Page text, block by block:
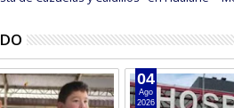
04
Ago
2026